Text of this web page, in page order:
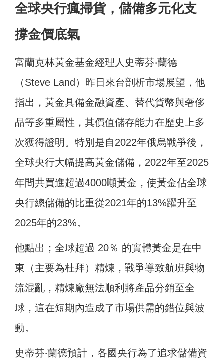
全球央行瘋掃貨，儲備多元化支
撐金價底氣
富蘭克林黃金基金經理人史蒂芬‧蘭德
（Steve Land）昨日來台剖析市場展望，他
指出，黃金具備金融資產、替代貨幣與奢侈
品等多重屬性，其價值儲存能力在歷史上多
次獲得證明。特別是自2022年俄烏戰爭後，
全球央行大幅提高黃金儲備，2022年至2025
年間共買進超過4000噸黃金，使黃金佔全球
央行總儲備的比重從2021年的13%躍升至
2025年的23%。
他點出；全球超過 20％ 的實體黃金是在中
東（主要為杜拜）精煉，戰爭導致航班與物
流混亂，精煉廠無法順利將產品分銷至全
球，這在短期內造成了市場供需的錯位與波
動。
史蒂芬‧蘭德預計，各國央行為了追求儲備資